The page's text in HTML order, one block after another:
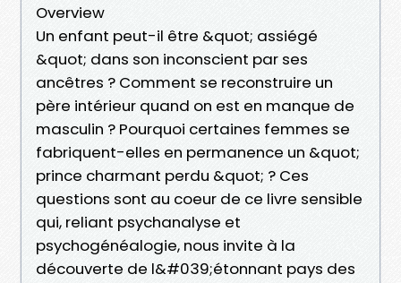
Overview
Un enfant peut-il être &quot; assiégé
&quot; dans son inconscient par ses
ancêtres ? Comment se reconstruire un
père intérieur quand on est en manque de
masculin ? Pourquoi certaines femmes se
fabriquent-elles en permanence un &quot;
prince charmant perdu &quot; ? Ces
questions sont au coeur de ce livre sensible
qui, reliant psychanalyse et
psychogénéalogie, nous invite à la
découverte de l&#039;étonnant pays des